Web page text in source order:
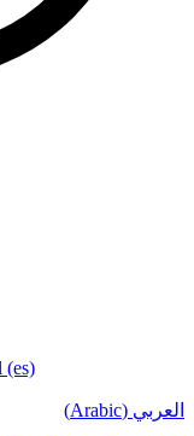
(es)
العربي (Arabic)